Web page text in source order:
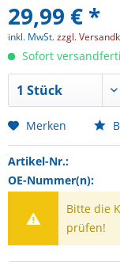
29,99 € *
inkl. MwSt.zzgl.
Sofort
Merken
Artikel-Nr.:
OE-Nummer(n):
Bitte die
prüfen!